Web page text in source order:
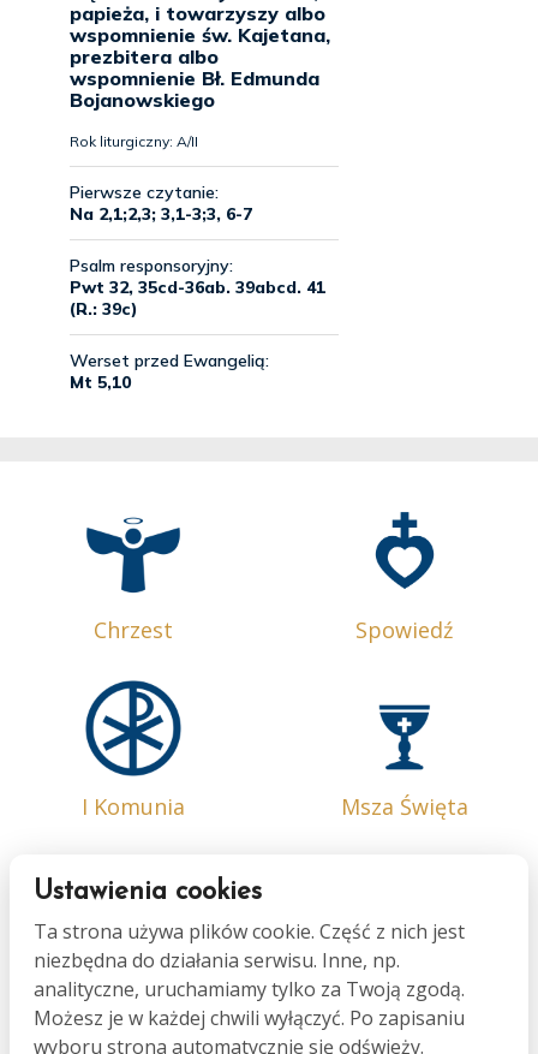
Chrzest Spowiedź
I Komunia Msza Święta
Bierzmowanie Małżeństwo
Ustawienia cookies
Ta strona używa plików cookie. Część z nich jest
niezbędna do działania serwisu. Inne, np.
analityczne, uruchamiamy tylko za Twoją zgodą.
Możesz je w każdej chwili wyłączyć. Po zapisaniu
wyboru strona automatycznie się odświeży.